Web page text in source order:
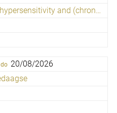
Healing burn-out, hypersensitivity and (chronic) fatigue
do 20/08/2026